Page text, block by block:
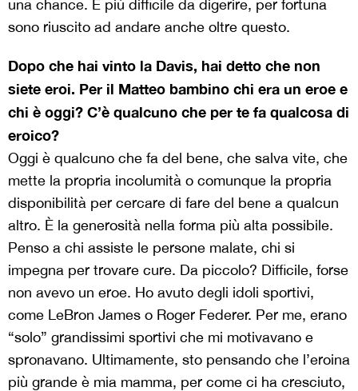
una chance. È più difficile da digerire, per fortuna
sono riuscito ad andare anche oltre questo.
Dopo che hai vinto la Davis, hai detto che non
siete eroi. Per il Matteo bambino chi era un eroe e
chi è oggi? C’è qualcuno che per te fa qualcosa di
eroico?
Oggi è qualcuno che fa del bene, che salva vite, che
mette la propria incolumità o comunque la propria
disponibilità per cercare di fare del bene a qualcun
altro. È la generosità nella forma più alta possibile.
Penso a chi assiste le persone malate, chi si
impegna per trovare cure. Da piccolo? Difficile, forse
non avevo un eroe. Ho avuto degli idoli sportivi,
come LeBron James o Roger Federer. Per me, erano
“solo” grandissimi sportivi che mi motivavano e
spronavano. Ultimamente, sto pensando che l’eroina
più grande è mia mamma, per come ci ha cresciuto,